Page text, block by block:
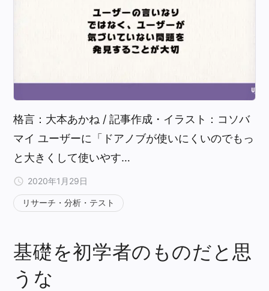
格言：大本あかね / 記事作成・イラスト：コソバ
マイ ユーザーに「ドアノブが使いにくいのでもっ
と大きくして使いやす…
2020年1月29日
リサーチ・分析・テスト
基礎を初学者のものだと思
うな